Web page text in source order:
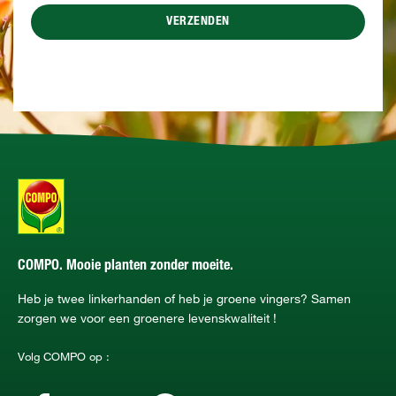
VERZENDEN
COMPO. Mooie planten zonder moeite.
Heb je twee linkerhanden of heb je groene vingers? Samen
zorgen we voor een groenere levenskwaliteit !
Volg COMPO op :